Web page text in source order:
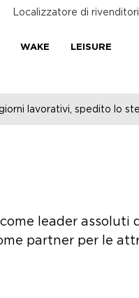
Localizzatore di rivenditori
WAKE LEISURE
lavorativi, spedito lo
leader assoluti
partner per le